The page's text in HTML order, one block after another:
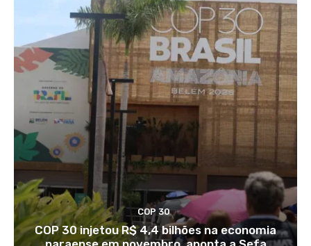
COP 30
COP 30 injetou R$ 4,4 bilhões na economia